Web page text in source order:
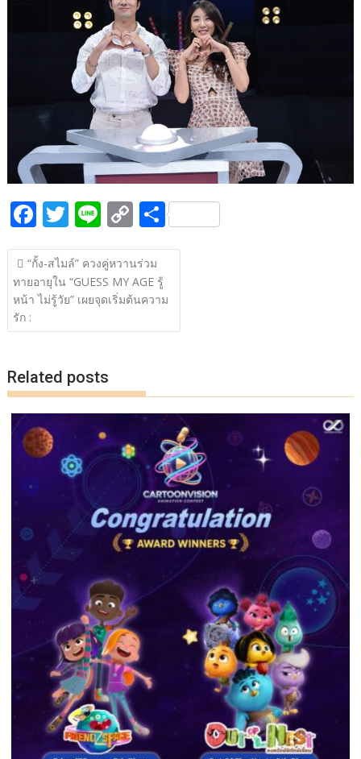
Li
n
k
F
ac
e
b
o
k
T
w
itt
er
Li
n
e
C
o
p
y
n
S
h
e
แนะแนว
เรื่อง
“กั้ง-สไมล์” ควงคู่หวานร่วม
ทายอายุใน “GUESS MY AGE รู้
หน้า ไม่รู้วัย” เผยจุดเริ่มต้นความ
รัก :
Related posts